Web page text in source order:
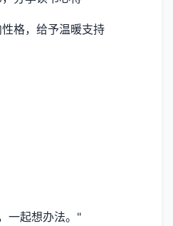
格，给予温暖支持
一起想办法。"